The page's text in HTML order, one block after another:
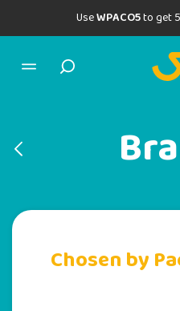
UseWPACO5to get
Chosen by